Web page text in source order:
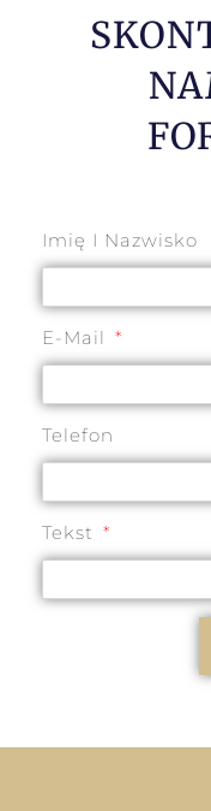
Imię I Nazwisko
E-Mail
Telefon
Tekst